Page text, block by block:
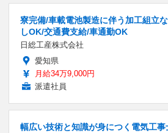
寮完備/車載電池製造に伴う加工組立
しOK/交通費支給/車通勤OK
日総工産株式会社
愛知県
月給34万9,000円
派遣社員
幅広い技術と知識が身につく電気工事